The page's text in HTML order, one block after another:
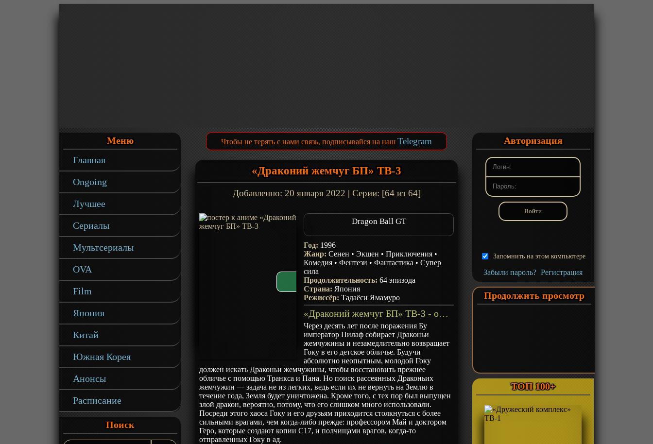
Меню
Главная
Ongoing
Лучшее
Сериалы
Мультсериалы
OVA
Film
Япония
Китай
Южная Корея
Анонсы
Расписание
Поиск
Чтобы не терять с нами связь, подписывайся на наш Telegram
«Драконий жемчуг БП» ТВ-3
Добавленно: 20 января 2022 | Серии: [64 из 64]
Dragon Ball GT
Год: 1996
Жанр:Сенен • Экшен •Приключения •
Комедия •Фентези •Фантастика •Супер
сила
Продолжительность:64 эпизода
Страна: Япония
Режиссёр:Тадаёси Ямамуро
«Драконий жемчуг БП» ТВ-3 - описание
Через десять лет после поражения Бу
император Пилаф собирает Драконьи
жемчужины и незамедлительно возвращает
Гоку в его детское обличье. Будучи
абсолютно неопытным, молодой Гоку
должен искать Драконьи жемчужины, чтобы восстановить прежнее
обличье с помощью Транкса и Пана. Но поиск рассеянных Драконьих
жемчужин — задача не из легких, ведь если их не вернуть на Землю в
течение года, Земля будет уничтожена. Кроме того, с тех пор был выпущен
злой дракон, вероятно, потому, что его слишком много использовали.
Посреди этого хаоса Гоку и его друзьям приходится столкнуться с более
сильными врагами, чем когда-либо прежде: профессором Май и доктором
Геро, которые создают копии C17, и полчищами врагов, когда-то
отправленных Гоку в ад.
Авторизация
Запомнить на этом компьютере
Забыли пароль? Регистрация
Продолжить просмотр
ТОП 100+